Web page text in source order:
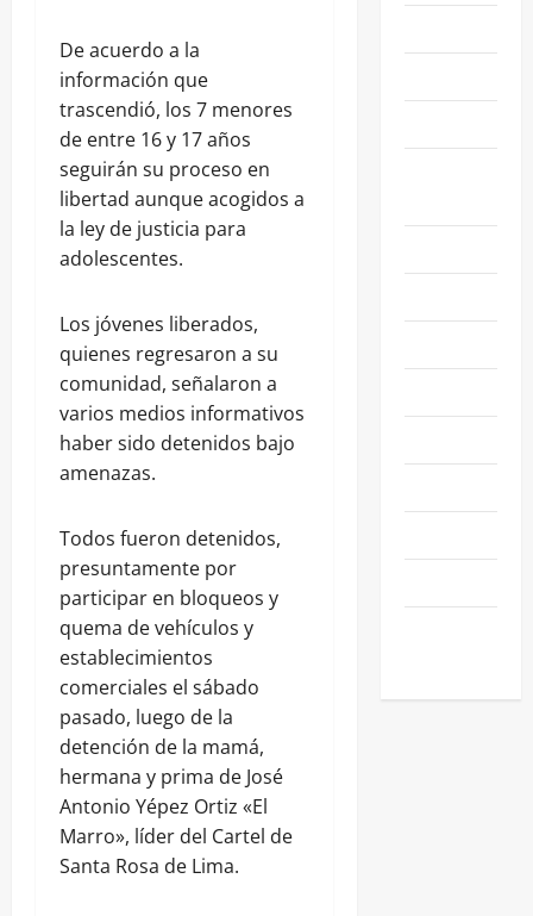
De acuerdo a la
información que
trascendió, los 7 menores
de entre 16 y 17 años
seguirán su proceso en
libertad aunque acogidos a
la ley de justicia para
adolescentes.
Los jóvenes liberados,
quienes regresaron a su
comunidad, señalaron a
varios medios informativos
haber sido detenidos bajo
amenazas.
Todos fueron detenidos,
presuntamente por
participar en bloqueos y
quema de vehículos y
establecimientos
comerciales el sábado
pasado, luego de la
detención de la mamá,
hermana y prima de José
Antonio Yépez Ortiz «El
Marro», líder del Cartel de
Santa Rosa de Lima.